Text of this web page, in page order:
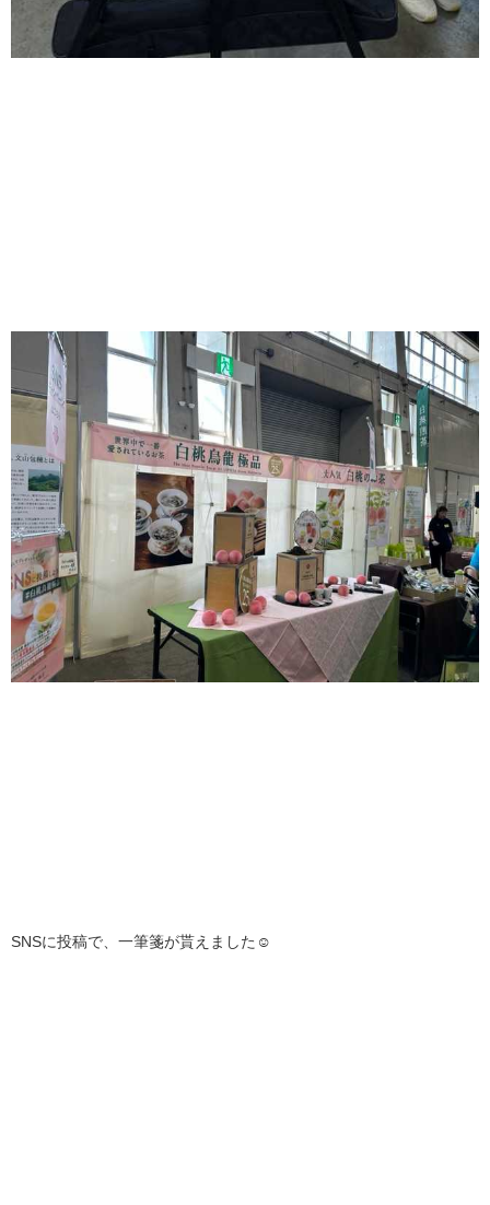
SNSに投稿で、一筆箋が貰えました☺️